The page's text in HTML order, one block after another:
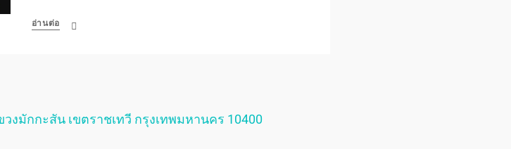
อ่านต่อ
วงมักกะสัน เขตราชเทวี กรุงเทพมหานคร 10400